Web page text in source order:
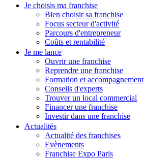
Je choisis ma franchise
Bien choisir sa franchise
Focus secteur d'activité
Parcours d'entrepreneur
Coûts et rentabilité
Je me lance
Ouvrir une franchise
Reprendre une franchise
Formation et accompagnement
Conseils d'experts
Trouver un local commercial
Financer une franchise
Investir dans une franchise
Actualités
Actualité des franchises
Evènements
Franchise Expo Paris